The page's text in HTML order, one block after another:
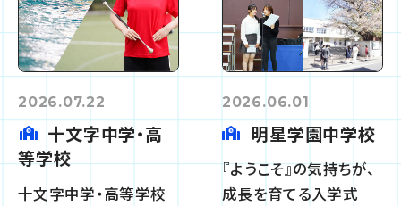
2026.07.22
十文字中学・高
等学校
十文字中学・高等学校
2026.06.01
明星学園中学校
『ようこそ』の気持ちが、
成長を育てる入学式